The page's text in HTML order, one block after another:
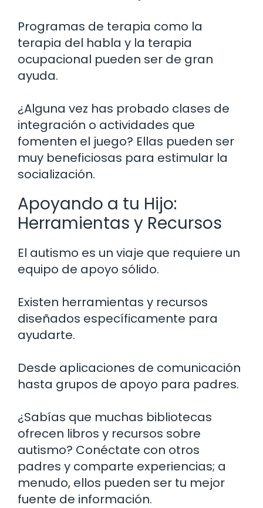
Programas de terapia como la
terapia del habla y la terapia
ocupacional pueden ser de gran
ayuda.
¿Alguna vez has probado clases de
integración o actividades que
fomenten el juego? Ellas pueden ser
muy beneficiosas para estimular la
socialización.
Apoyando a tu Hijo:
Herramientas y Recursos
El autismo es un viaje que requiere un
equipo de apoyo sólido.
Existen herramientas y recursos
diseñados específicamente para
ayudarte.
Desde aplicaciones de comunicación
hasta grupos de apoyo para padres.
¿Sabías que muchas bibliotecas
ofrecen libros y recursos sobre
autismo? Conéctate con otros
padres y comparte experiencias; a
menudo, ellos pueden ser tu mejor
fuente de información.